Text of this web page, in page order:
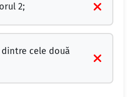
2;
cele două